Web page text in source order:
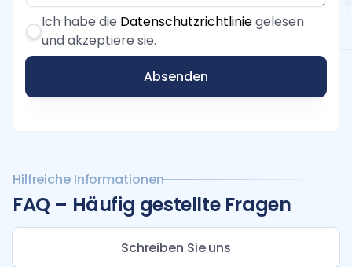
Ich habe die Datenschutzrichtliniegelesen
und akzeptiere sie.
Absenden
Hilfreiche Informationen
FAQ – Häufig gestellte Fragen
Schreiben Sie uns